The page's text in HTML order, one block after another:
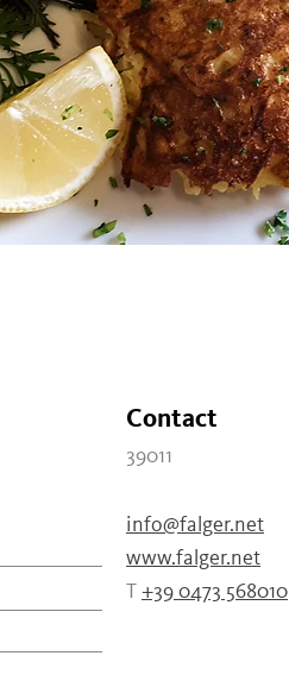
Contact
39011
info@falger.net
www.falger.net
T +39 0473 568010